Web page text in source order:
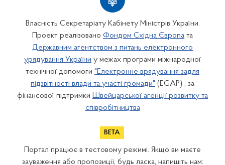
Власність Секретаріату Кабінету Міністрів України.
Проект реалізовано Фондом Східна Європа та
Державним агентством з питань електронного
урядування України у межах програми міжнародної
технічної допомоги "Електронне врядування задля
підзвітності влади та участі громади" (EGAP) , за
фінансової підтримки Швейцарської агенції розвитку та
співробітництва
Портал працює в тестовому режимі. Якщо ви маєте
зауваження або пропозиції, будь ласка, напишіть нам: